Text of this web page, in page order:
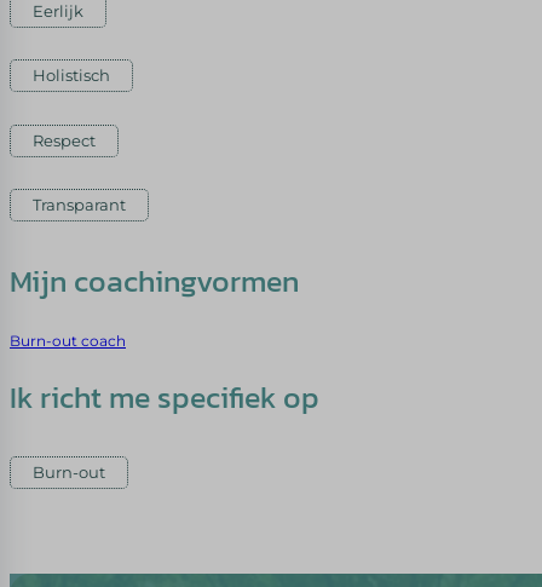
Eerlijk
Holistisch
Respect
Transparant
Mijn coachingvormen
Burn-out coach
Ik richt me specifiek op
Burn-out